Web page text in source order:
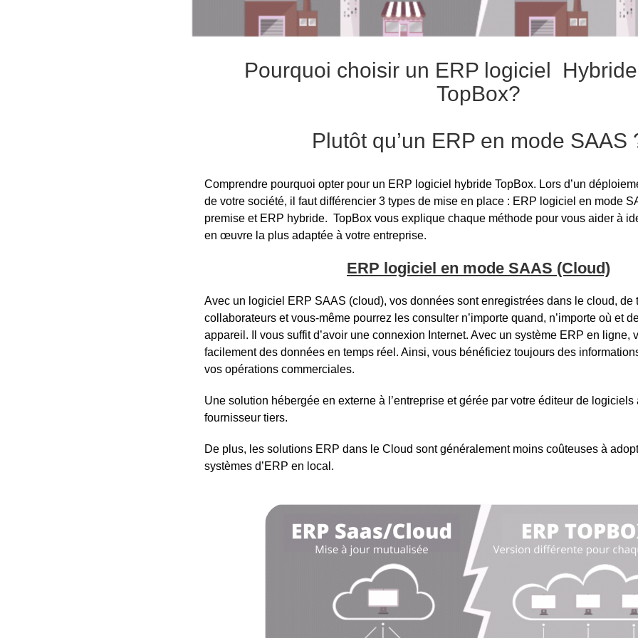
Pourquoi choisir un ERP logiciel
TopBox?
Plutôt qu’un ERP en mode SAAS
Comprendre pourquoi opter pour un ERP logiciel hybride TopBox. Lors d’un
de votre société, il faut différencier 3 types de mise en place : ERP logiciel en mode
premise et ERP hybride. TopBox vous explique chaque méthode pour vous aider à
en œuvre la plus adaptée à votre entreprise.
ERP logiciel en mode SAAS (Cloud)
Avec un logiciel ERP SAAS (cloud), vos données sont enregistrées dans le cloud, de
collaborateurs et vous-même pourrez les consulter n’importe quand, n’importe où et
appareil. Il vous suffit d’avoir une connexion Internet. Avec un système ERP en ligne,
facilement des données en temps réel. Ainsi, vous bénéficiez toujours des
vos opérations commerciales.
Une solution hébergée en externe à l’entreprise et gérée par votre éditeur de logiciels
fournisseur tiers.
De plus, les solutions ERP dans le Cloud sont généralement moins coûteuses à
systèmes d’ERP en local.